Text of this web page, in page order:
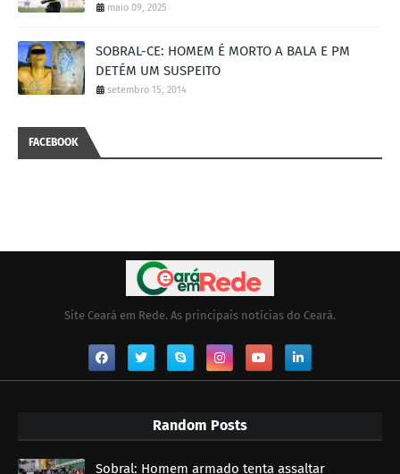
maio 09, 2025
SOBRAL-CE: HOMEM É MORTO A BALA E PM
DETÉM UM SUSPEITO
setembro 15, 2014
FACEBOOK
Site Ceará em Rede. As principais notícias do Ceará.
Random Posts
Sobral: Homem armado tenta assaltar